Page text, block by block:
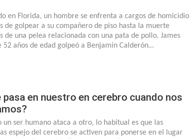
en Florida, un hombre se enfrenta a cargos de homicidio
de golpear a su compañero de piso hasta la muerte
de una pelea relacionada con una pata de pollo. James
52 años de edad golpeó a Benjamin Calderón…
pasa en nuestro en cerebro cuando nos
un ser humano ataca a otro, lo habitual es que las
espejo del cerebro se activen para ponerse en el lugar